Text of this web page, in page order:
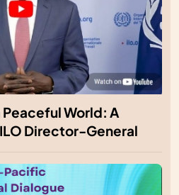
World: A
Director-General